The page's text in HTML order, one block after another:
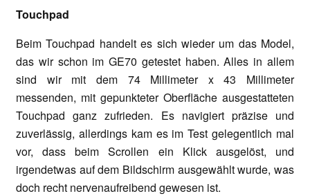
Touchpad
Beim Touchpad handelt es sich wieder um das Model,
das wir schon im GE70 getestet haben. Alles in allem
sind wir mit dem 74 Millimeter x 43 Millimeter
messenden, mit gepunkteter Oberfläche ausgestatteten
Touchpad ganz zufrieden. Es navigiert präzise und
zuverlässig, allerdings kam es im Test gelegentlich mal
vor, dass beim Scrollen ein Klick ausgelöst, und
irgendetwas auf dem Bildschirm ausgewählt wurde, was
doch recht nervenaufreibend gewesen ist.